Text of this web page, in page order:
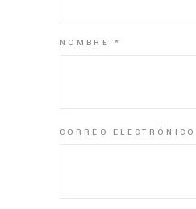
NOMBRE*
CORREO ELECTRÓNICO